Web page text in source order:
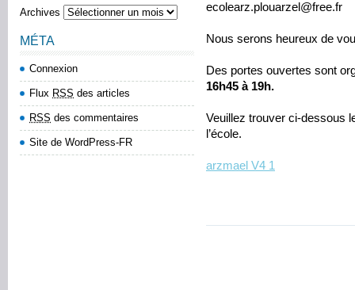
ecolearz.plouarzel@free.fr
Nous serons heureux de
Des portes ouvertes sont
16h45 à 19h.
Veuillez trouver ci-dessous
l’école.
arzmael V4 1
Archives
MÉTA
Connexion
Flux RSS des articles
RSS des commentaires
Site de WordPress-FR